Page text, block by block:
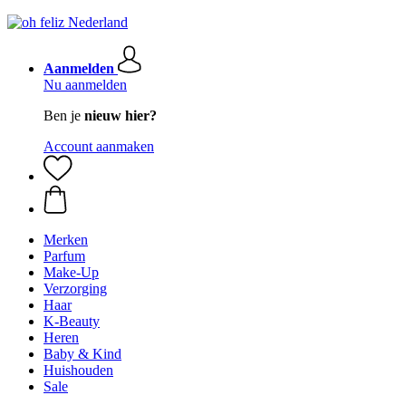
Aanmelden
Nu aanmelden
Ben je nieuw hier?
Account aanmaken
Merken
Parfum
Make-Up
Verzorging
Haar
K-Beauty
Heren
Baby & Kind
Huishouden
Sale